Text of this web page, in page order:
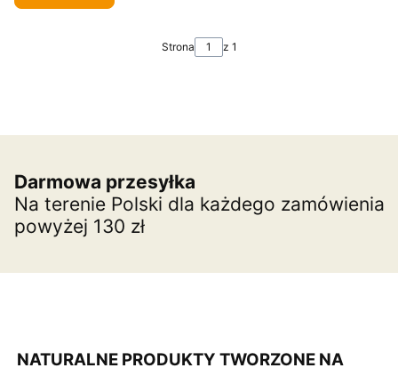
Strona z 1
Darmowa przesyłka
Na terenie Polski dla każdego zamówienia
powyżej 130 zł
NATURALNE PRODUKTY TWORZONE NA